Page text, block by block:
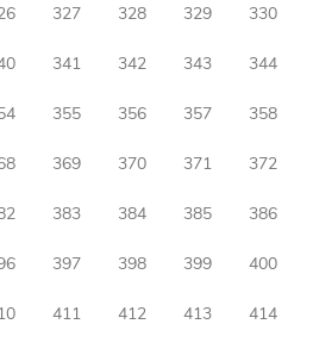
327 328 329 330
341 342 343 344
355 356 357 358
369 370 371 372
383 384 385 386
397 398 399 400
411 412 413 414